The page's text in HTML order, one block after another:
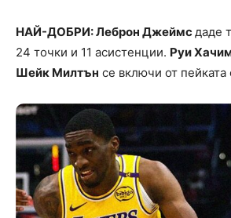
НАЙ-ДОБРИ: Леброн Джеймсдаде
24 точки и 11 асистенции. Руи
Шейк Милтън се включи от пейката